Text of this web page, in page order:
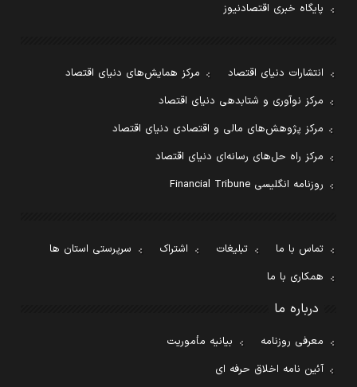
پایگاه خبری اقتصادنیوز
انتشارات دنیای اقتصاد
مرکز همایش‌های دنیای اقتصاد
مرکز نوآوری و شتابدهی دنیای اقتصاد
مرکز پژوهش‌های مالی و اقتصادی دنیای اقتصاد
مرکز راه حل‌های رسانه‌ای دنیای اقتصاد
روزنامه انگلیسی Financial Tribune
تماس با ما تبلیغات اشتراک
سرپرستی استان ها
همکاری با ما
درباره ما
معرفی روزنامه
بیانیه مأموریت
آئین نامه اخلاق حرفه ای